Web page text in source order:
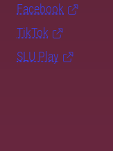
Facebook
TikTok
SLU Play